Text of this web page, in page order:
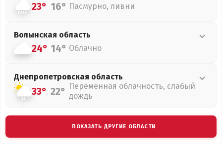
23° 16° Пасмурно, ливни
Волынская область
24° 14° Облачно
Днепропетровская область
33° 22° Переменная облачность, слабый
дождь
ПОКАЗАТЬ ДРУГИЕ ОБЛАСТИ